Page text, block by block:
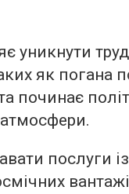
уникнути
як погана
починає
послуги